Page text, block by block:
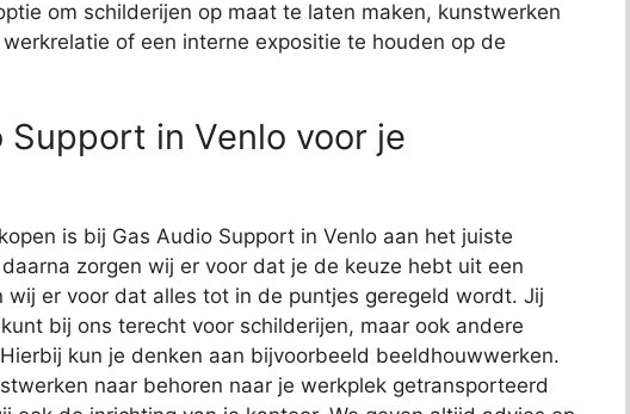
om schilderijen op maat te laten maken, kunstwerken
of een interne expositie te houden op de
Support in Venlo voor je
is bij Gas Audio Support in Venlo aan het juiste
zorgen wij er voor dat je de keuze hebt uit een
wij er voor dat alles tot in de puntjes geregeld wordt. Jij
bij ons terecht voor schilderijen, maar ook andere
kun je denken aan bijvoorbeeld beeldhouwwerken.
naar behoren naar je werkplek getransporteerd